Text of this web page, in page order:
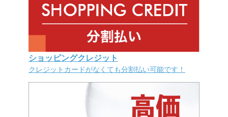
ショッピングクレジット
クレジットカードがなくても分割払い可能です！